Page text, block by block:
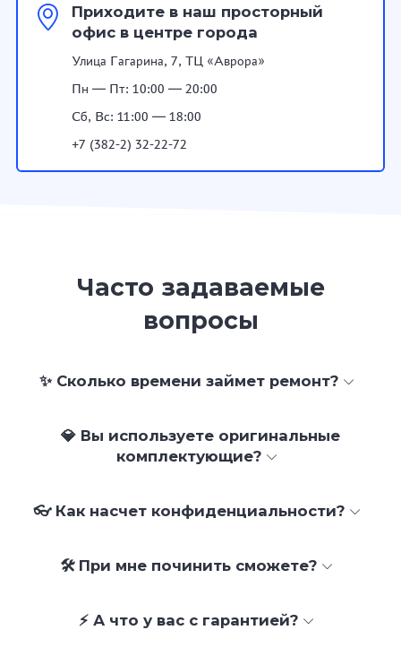
Приходите в наш просторный
офис в центре города
Улица Гагарина, 7, ТЦ «Аврора»
Пн — Пт: 10:00 — 20:00
Сб, Вс: 11:00 — 18:00
+7 (382-2) 32-22-72
Часто задаваемые
вопросы
✨ Сколько времени займет ремонт?
💎 Вы используете оригинальные
комплектующие?
👓 Как насчет конфиденциальности?
🛠 При мне починить сможете?
⚡ А что у вас с гарантией?